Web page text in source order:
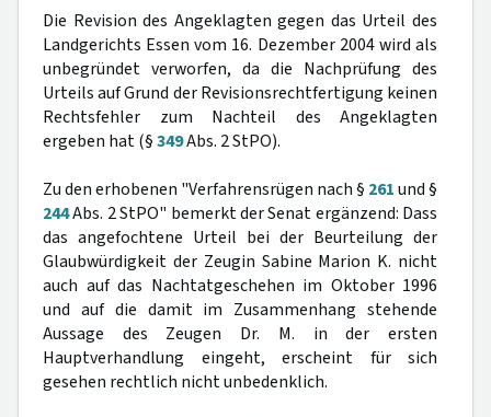
Die Revision des Angeklagten gegen das Urteil des
Landgerichts Essen vom 16. Dezember 2004 wird als
unbegründet verworfen, da die Nachprüfung des
Urteils auf Grund der Revisionsrechtfertigung keinen
Rechtsfehler zum Nachteil des Angeklagten
ergeben hat (§349Abs. 2 StPO).
Zu den erhobenen "Verfahrensrügen nach § 261und §
244Abs. 2 StPO" bemerkt der Senat ergänzend: Dass
das angefochtene Urteil bei der Beurteilung der
Glaubwürdigkeit der Zeugin Sabine Marion K. nicht
auch auf das Nachtatgeschehen im Oktober 1996
und auf die damit im Zusammenhang stehende
Aussage des Zeugen Dr. M. in der ersten
Hauptverhandlung eingeht, erscheint für sich
gesehen rechtlich nicht unbedenklich.